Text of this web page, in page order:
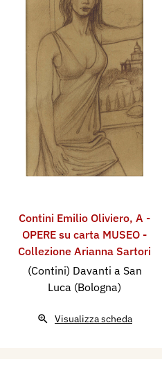
Contini Emilio Oliviero, A -
OPERE su carta MUSEO -
Collezione Arianna Sartori
(Contini) Davanti a San
Luca (Bologna)
Visualizza scheda